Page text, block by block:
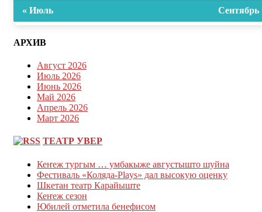
« Июль Сентябрь
АРХИВ
Август 2026
Июль 2026
Июнь 2026
Май 2026
Апрель 2026
Март 2026
ТЕАТР УВЕР
Кеҥеж тургым … умбакыже августышто шуйна
Фестиваль «Коляда-Plays» дал высокую оценку
Шкетан театр Карайыште
Кеҥеж сезон
Юбилей отметила бенефисом